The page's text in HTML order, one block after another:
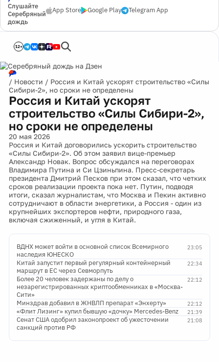
Слушайте
Серебряный
дождь
App Store Google Play Telegram App
12+
/ Новости / Россия и Китай ускорят строительство «Силы
Сибири-2», но сроки не определены
Россия и Китай ускорят
строительство «Силы Сибири-2»,
но сроки не определены
20 мая 2026
Россия и Китай договорились ускорить строительство
«Силы Сибири-2». Об этом заявил вице-премьер
Александр Новак. Вопрос обсуждался на переговорах
Владимира Путина и Си Цзиньпина. Пресс-секретарь
президента Дмитрий Песков при этом сказал, что четких
сроков реализации проекта пока нет. Путин, подводя
итоги, сказал журналистам, что Москва и Пекин активно
сотрудничают в области энергетики, а Россия - один из
крупнейших экспортеров нефти, природного газа,
включая сжиженный, и угля в Китай.
23:05
ВДНХ может войти в основной список Всемирного
наследия ЮНЕСКО
22:34
Китай запустит первый регулярный контейнерный
маршрут в ЕС через Севморпуть
22:12
Более 20 человек задержаны по делу о
незарегистрированных криптообменниках в «Москва-
Сити»
22:12
Минздрав добавил в ЖНВЛП препарат «Энхерту»
21:39
«Флит Лизинг» купил бывшую «дочку» Mercedes-Benz
21:08
Сенат США одобрил законопроект об ужесточении
санкций против РФ